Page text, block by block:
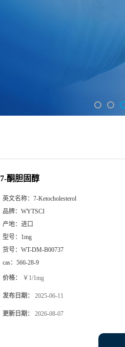
7-酮胆固醇
英文名称： 7-Ketocholesterol
品牌： WYTSCI
产地： 进口
型号： 1mg
货号： WT-DM-B00737
cas： 566-28-9
价格： ￥1/1mg
发布日期： 2025-06-11
更新日期： 2026-08-07